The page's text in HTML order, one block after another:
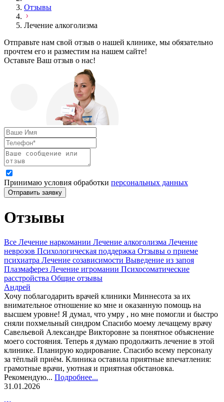
Отзывы
Лечение алкоголизма
Отправьте нам свой отзыв о нашей клинике, мы обязательно
прочтем его и разместим на нашем сайте!
Оставьте Ваш отзыв о нас!
Принимаю условия обработки персональных данных
Отправить заявку
Отзывы
Все Лечение наркомании Лечение алкоголизма Лечение
неврозов Психологическая поддержка Отзывы о приеме
психиатра Лечение созависимости Выведение из запоя
Плазмаферез Лечение игромании Психосоматические
расстройства Общие отзывы
Андрей
Хочу поблагодарить врачей клиники Миннесота за их
внимательное отношение ко мне и оказанную помощь на
высшем уровне! Я думал, что умру , но мне помогли и быстро
сняли похмельный синдром Спасибо моему лечащему врачу
Савельевой Александре Викторовне за понятное объяснение
моего состояния. Теперь я думаю продолжить лечение в этой
клинике. Планирую кодирование. Спасибо всему персоналу
за тёплый приём. Клиника оставила приятные впечатления:
грамотные врачи, уютная и приятная обстановка.
Рекомендую... Подробнее...
31.01.2026